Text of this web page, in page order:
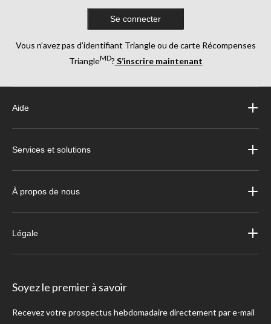
Se connecter
Vous n’avez pas d’identifiant Triangle ou de carte Récompenses
TriangleMD? S’inscrire maintenant
Aide
Services et solutions
À propos de nous
Légale
Soyez le premier à savoir
Recevez votre prospectus hebdomadaire directement par e-mail